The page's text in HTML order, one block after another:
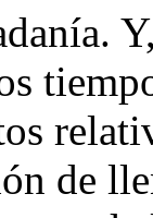
de